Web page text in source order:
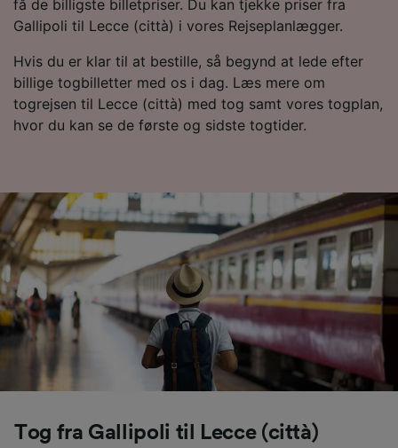
få de billigste billetpriser. Du kan tjekke priser fra
Gallipoli til Lecce (città) i vores Rejseplanlægger.
Hvis du er klar til at bestille, så begynd at lede efter
billige togbilletter med os i dag. Læs mere om
togrejsen til Lecce (città) med tog samt vores togplan,
hvor du kan se de første og sidste togtider.
Tog fra Gallipoli til Lecce (città)
enhedskarakteristika til identifikation.
Opbevare og/eller tilgå oplysninger på en
annoncerings- og indholdsmåling,
målgruppeundersøgelser og udvikling af
tjenester.
Liste over partnere (leverandører)